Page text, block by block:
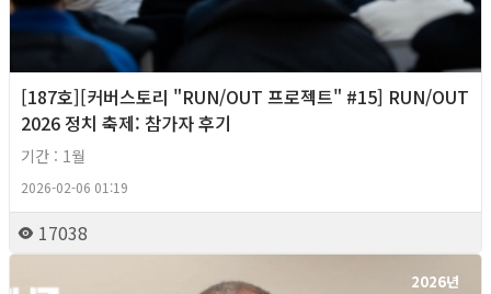
[187호][커버스토리 "RUN/OUT 프로젝트" #15] RUN/OUT
2026 정치 축제: 참가자 후기
기간 : 1월
2026-02-06 01:19
17038
2026년